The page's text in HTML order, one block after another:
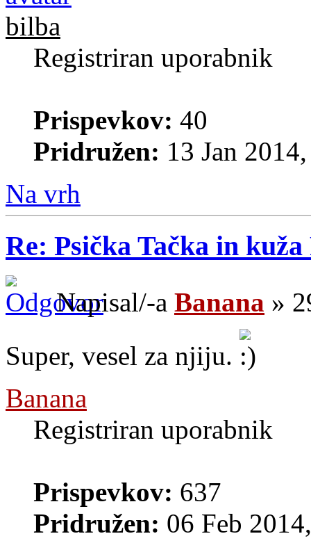
bilba
Registriran uporabnik
Prispevkov: 40
Pridružen: 13 Jan
Na vrh
Re: Psička Tačka in kuža
Napisal/-a Banana »
Super, vesel za njiju.
Banana
Registriran uporabnik
Prispevkov: 637
Pridružen: 06 Feb